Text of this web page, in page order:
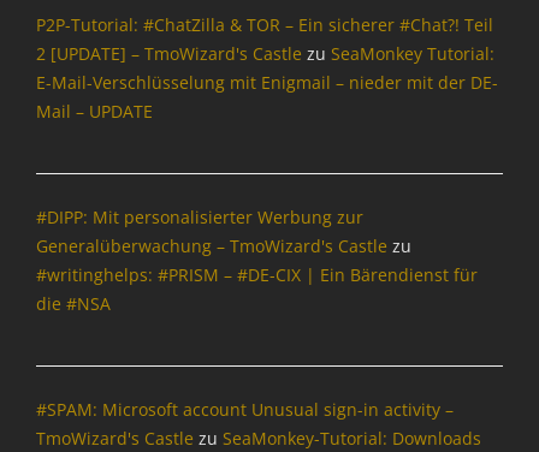
P2P-Tutorial: #ChatZilla & TOR – Ein sicherer #Chat?! Teil
2 [UPDATE] – TmoWizard's Castle zu SeaMonkey Tutorial:
E-Mail-Verschlüsselung mit Enigmail – nieder mit der DE-
Mail – UPDATE
#DIPP: Mit personalisierter Werbung zur
Generalüberwachung – TmoWizard's Castle zu
#writinghelps: #PRISM – #DE-CIX | Ein Bärendienst für
die #NSA
#SPAM: Microsoft account Unusual sign-in activity –
TmoWizard's Castle zu SeaMonkey-Tutorial: Downloads